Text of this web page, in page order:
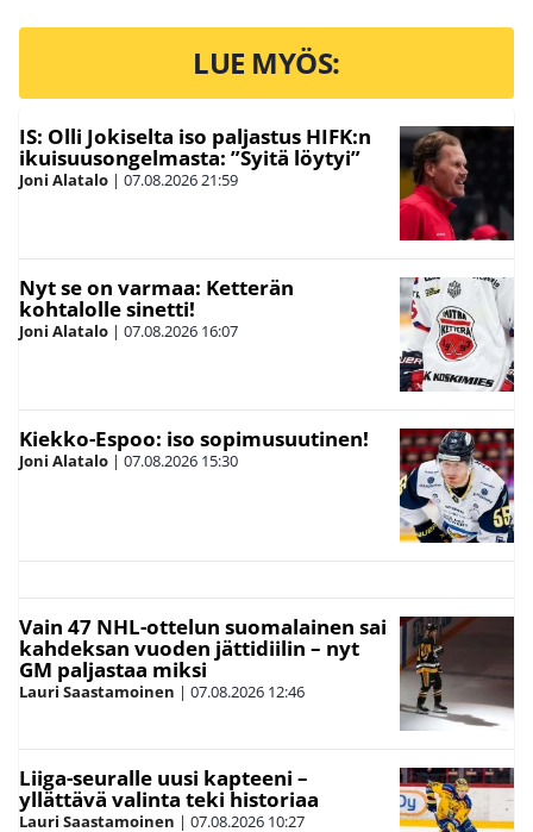
LUE MYÖS:
IS: Olli Jokiselta iso paljastus HIFK:n
ikuisuusongelmasta: ”Syitä löytyi”
Joni Alatalo | 07.08.202621:59
Nyt se on varmaa: Ketterän
kohtalolle sinetti!
Joni Alatalo | 07.08.2026 16:07
Kiekko-Espoo: iso sopimusuutinen!
Joni Alatalo | 07.08.2026 15:30
Vain 47 NHL-ottelun suomalainen sai
kahdeksan vuoden jättidiilin – nyt
GM paljastaa miksi
Lauri Saastamoinen | 07.08.2026 12:46
Liiga-seuralle uusi kapteeni –
yllättävä valinta teki historiaa
Lauri Saastamoinen | 07.08.2026 10:27